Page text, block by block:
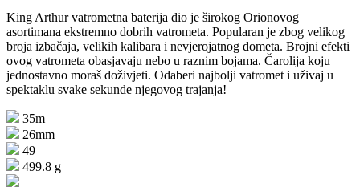
King Arthur vatrometna baterija dio je širokog Orionovog
asortimana ekstremno dobrih vatrometa. Popularan je zbog velikog
broja izbačaja, velikih kalibara i nevjerojatnog dometa. Brojni efekti
ovog vatrometa obasjavaju nebo u raznim bojama. Čarolija koju
jednostavno moraš doživjeti. Odaberi najbolji vatromet i uživaj u
spektaklu svake sekunde njegovog trajanja!
35m
26mm
49
499.8 g